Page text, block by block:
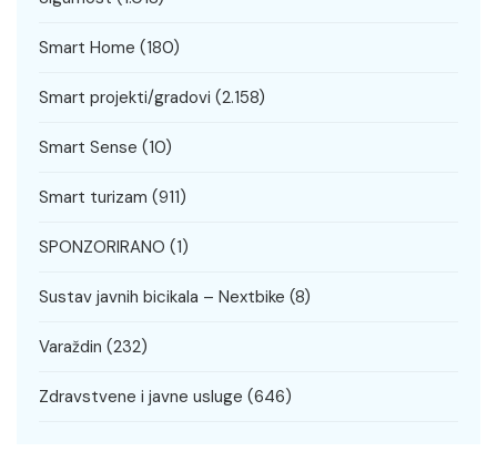
Smart Home (180)
Smart projekti/gradovi (2.158)
Smart Sense (10)
Smart turizam (911)
SPONZORIRANO (1)
Sustav javnih bicikala – Nextbike (8)
Varaždin (232)
Zdravstvene i javne usluge (646)